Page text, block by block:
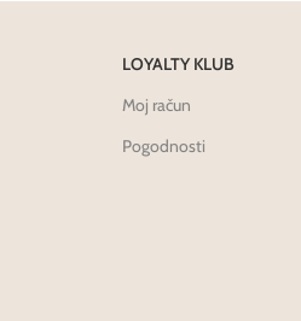
LOYALTY KLUB
Moj račun
Pogodnosti